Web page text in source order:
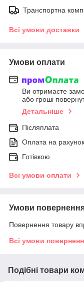
Транспортна
Всі умови доставки
Умови оплати
Ви отримаєте
або гроші
Детальніше
Післяплата
Оплата на рахунок
Готівкою
Всі умови оплати
Умови
Повернення товару
Всі умови
Подібні товари